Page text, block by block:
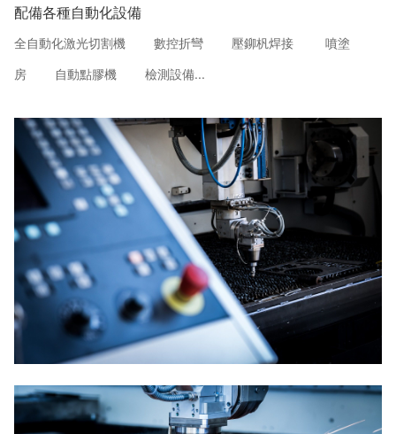
配備各種自動化設備
全自動化激光切割機 數控折彎 壓鉚杋焊接 噴塗
房 自動點膠機 檢測設備...